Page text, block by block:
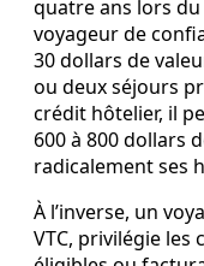
quatre ans lors
voyageur de
30 dollars de
ou deux séjours
crédit hôtelier, il
600 à 800 dollars
radicalement ses
À l’inverse, un
VTC, privilégie les